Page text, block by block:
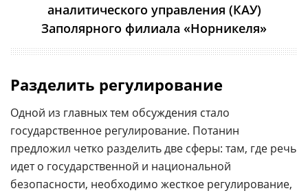
аналитического управления (КАУ)
Заполярного филиала «Норникеля»
Разделить регулирование
Одной из главных тем обсуждения стало
государственное регулирование. Потанин
предложил четко разделить две сферы: там, где речь
идет о государственной и национальной
безопасности, необходимо жесткое регулирование,